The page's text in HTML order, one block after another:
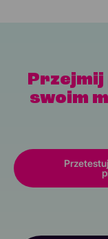
Przejmij
swoim